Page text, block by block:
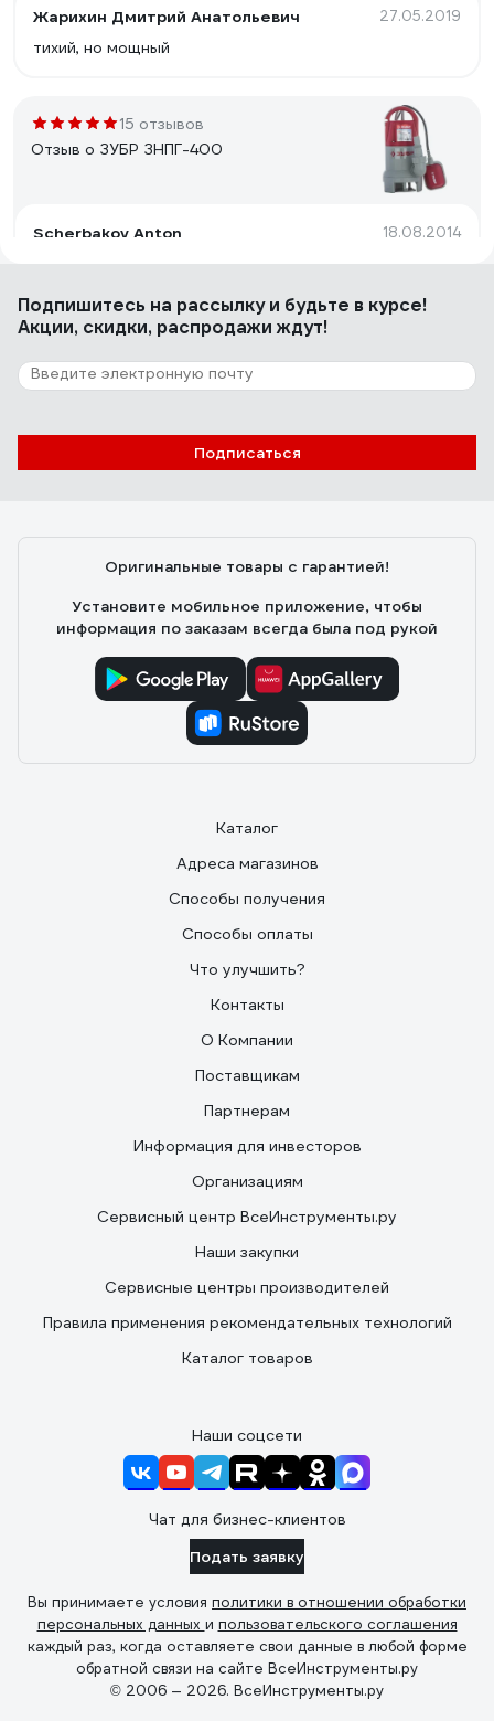
Жарихин Дмитрий Анатольевич 27.05.2019
тихий, но мощный
15 отзывов
Отзыв о ЗУБР ЗНПГ-400
Scherbakov Anton 18.08.2014
во всем. читай ниже
67 отзывов
Отзыв о Джилекс Джамбо 60/35 П-24
4021
Подпишитесь на рассылкуи будьте в курсе!
Акции, скидки, распродажи ждут!
Подписаться
Оригинальные товары с гарантией!
Установите мобильное приложение, чтобы
информация по заказам всегда была под рукой
Каталог
Адреса магазинов
Способы получения
Способы оплаты
Что улучшить?
Контакты
О Компании
Поставщикам
Партнерам
Информация для инвесторов
Организациям
Сервисный центр ВсеИнструменты.ру
Наши закупки
Сервисные центры производителей
Правила применения рекомендательных технологий
Каталог товаров
Наши соцсети
Чат для бизнес-клиентов
Подать заявку
Вы принимаете условия политики в отношении обработки
персональных данных и пользовательского соглашения
каждый раз, когда оставляете свои данные в любой форме
обратной связи на сайте ВсеИнструменты.ру
© 2006 — 2026. ВсеИнструменты.ру